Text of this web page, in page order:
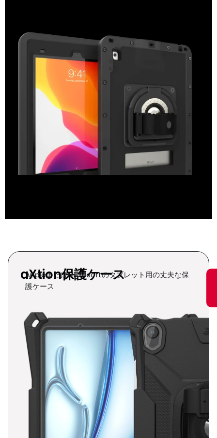
危険場所専用製品
危険エリアの最前
線で働く
人々の作業性を向上
詳細を見る
aXtion保護ケース
AppleまたはMicrosoftのタブレット用の丈夫な保
護ケース